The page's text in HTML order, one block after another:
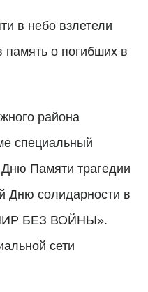
в небо взлетели
о погибших в
района
специальный
Памяти трагедии
Дню солидарности в
БЕЗ ВОЙНЫ».
сети